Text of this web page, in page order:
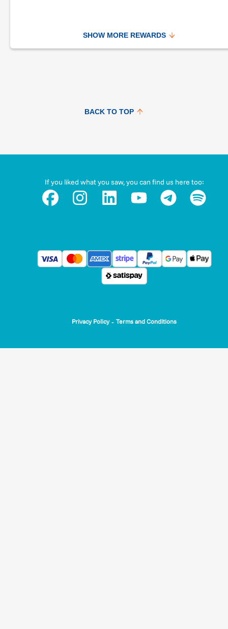
SHOW MORE REWARDS
BACK TO TOP
If you liked what you saw, you can find us here too:
Privacy Policy - Terms and Conditions